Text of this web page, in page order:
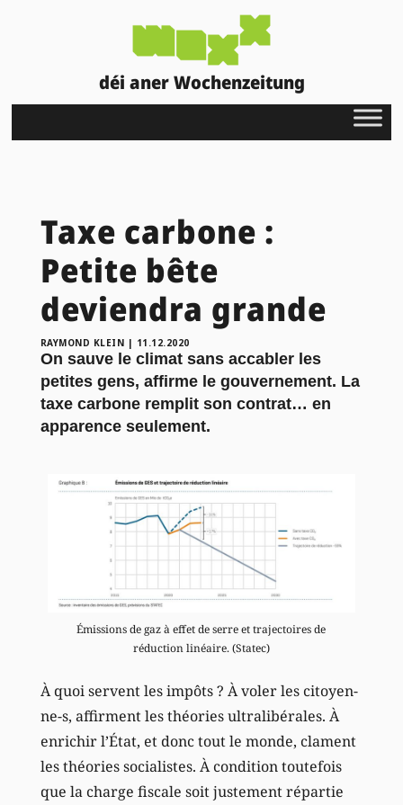
déi aner Wochenzeitung
Taxe carbone :
Petite bête
deviendra grande
RAYMOND KLEIN | 11.12.2020
On sauve le climat sans accabler les
petites gens, affirme le gouvernement. La
taxe carbone remplit son contrat… en
apparence seulement.
Émissions de gaz à effet de serre et trajectoires de
réduction linéaire. (Statec)
À quoi servent les impôts ? À voler les citoyen-
ne-s, affirment les théories ultralibérales. À
enrichir l’État, et donc tout le monde, clament
les théories socialistes. À condition toutefois
que la charge fiscale soit justement répartie